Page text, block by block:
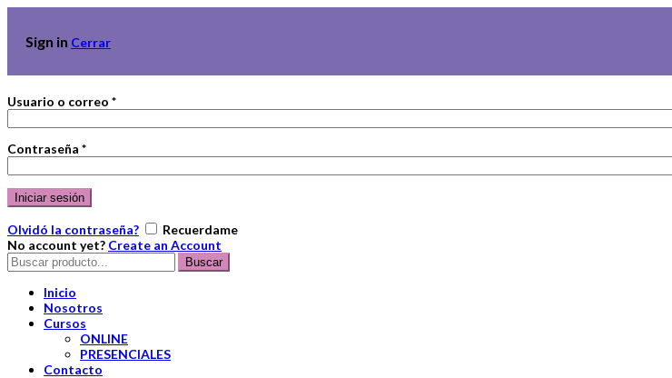
Sign in Cerrar
Usuario o correo *
Contraseña *
Iniciar sesión
Olvidó la contraseña?
Recuerdame
No account yet? Create an Account
Buscar
por:
Buscar
Inicio
Nosotros
Cursos
ONLINE
PRESENCIALES
Contacto